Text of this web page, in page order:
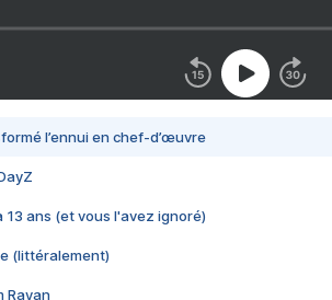
l’ennui en chef-d’œuvre
13 ans (et vous l'avez ignoré)
(littéralement)
Rayan